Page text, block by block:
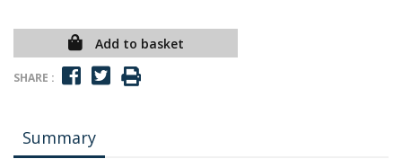
Add to basket
SHARE :
Summary